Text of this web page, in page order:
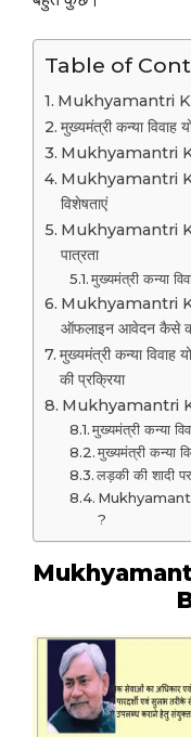
Table of
Mukhyamantri
मुख्यमंत्री कन्या विवाह
Mukhyamantri
Mukhyamantri
विशेषताएं
Mukhyamantri
पात्रता
मुख्यमंत्री कन्या
Mukhyamantri
ऑफलाइन आवेदन कैसे
मुख्यमंत्री कन्या
की प्रक्रिया
Mukhyamantri
मुख्यमंत्री कन्या
मुख्यमंत्री कन्या
लड़की की शादी
?